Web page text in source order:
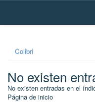
Skip
Colibri
No existen
No existen entradas en el
Página de inicio